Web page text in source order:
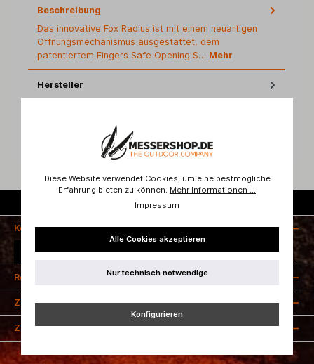
Beschreibung
Das innovative Fox Radius ist mit einem neuartigen
Öffnungsmechanismus ausgestattet, dem
patentiertem Fingers Safe Opening S… Mehr
Hersteller
Kostenloser Versand ab 50 Euro
Kontakt
Vertrag widerrufen
Rechtliches
Zahlungsarten
Zertifizierung
Diese Website verwendet Cookies, um eine bestmögliche
Erfahrung bieten zu können. Mehr Informationen ...
Impressum
Alle Cookies akzeptieren
Nur technisch notwendige
Konfigurieren